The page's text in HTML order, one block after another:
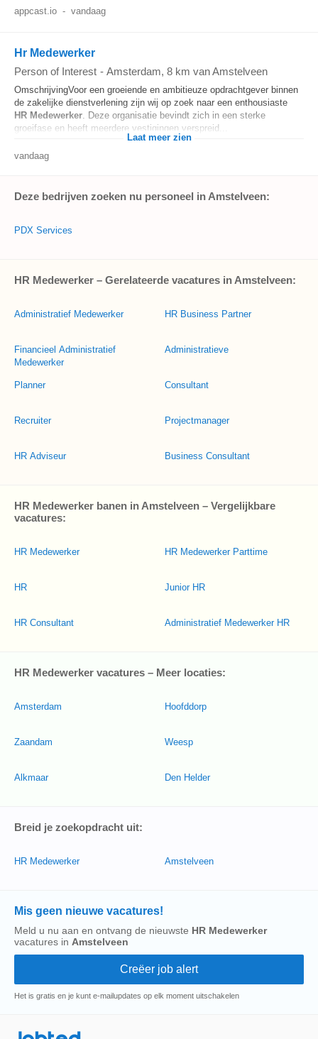
appcast.io - vandaag
Hr Medewerker
Person of Interest - Amsterdam, 8 km van Amstelveen
OmschrijvingVoor een groeiende en ambitieuze opdrachtgever binnen
de zakelijke dienstverlening zijn wij op zoek naar een enthousiaste
HR Medewerker. Deze organisatie bevindt zich in een sterke
groeifase en heeft meerdere vestigingen verspreid...
Laat meer zien
vandaag
Deze bedrijven zoeken nu personeel in Amstelveen:
PDX Services
HR Medewerker – Gerelateerde vacatures in Amstelveen:
Administratief Medewerker
Financieel Administratief
Medewerker
Planner
Recruiter
HR Adviseur
HR Business Partner
Administratieve
Consultant
Projectmanager
Business Consultant
HR Medewerker banen in Amstelveen – Vergelijkbare
vacatures:
HR Medewerker
HR
HR Consultant
HR Medewerker Parttime
Junior HR
Administratief Medewerker HR
HR Medewerker vacatures – Meer locaties:
Amsterdam
Zaandam
Alkmaar
Hoofddorp
Weesp
Den Helder
Breid je zoekopdracht uit:
HR Medewerker Amstelveen
Mis geen nieuwe vacatures!
Meld u nu aan en ontvang de nieuwste HR Medewerker
vacatures in Amstelveen
Het is gratis en je kunt e-mailupdates op elk moment uitschakelen